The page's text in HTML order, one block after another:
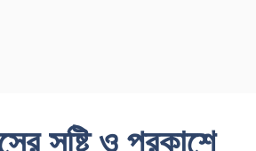
সৃষ্টি ও প্রকাশে